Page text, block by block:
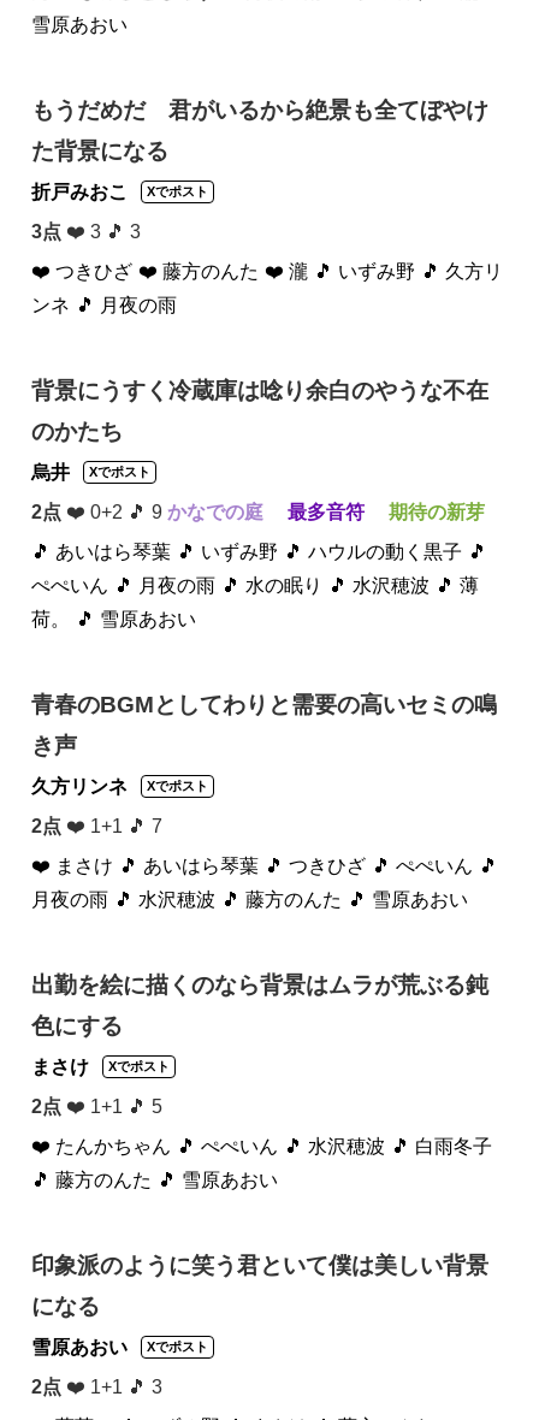
雪原あおい
もうだめだ 君がいるから絶景も全てぼやけ
た背景になる
折戸みおこ Xでポスト
3点 ❤️ 3 🎵 3
❤️ つきひざ ❤️ 藤方のんた ❤️ 瀧 🎵 いずみ野 🎵 久方リ
ンネ 🎵 月夜の雨
背景にうすく冷蔵庫は唸り余白のやうな不在
のかたち
烏井 Xでポスト
2点 ❤️ 0+2 🎵 9 かなでの庭 最多音符
期待の新芽
🎵 あいはら琴葉 🎵 いずみ野 🎵 ハウルの動く黒子 🎵
ぺぺいん 🎵 月夜の雨 🎵 水の眠り 🎵 水沢穂波 🎵 薄
荷。
🎵 雪原あおい
青春のBGMとしてわりと需要の高いセミの鳴
き声
久方リンネ Xでポスト
2点 ❤️ 1+1 🎵 7
❤️ まさけ 🎵 あいはら琴葉 🎵 つきひざ 🎵 ぺぺいん 🎵
月夜の雨 🎵 水沢穂波 🎵 藤方のんた 🎵 雪原あおい
出勤を絵に描くのなら背景はムラが荒ぶる鈍
色にする
まさけ Xでポスト
2点 ❤️ 1+1 🎵 5
❤️ たんかちゃん 🎵 ぺぺいん 🎵 水沢穂波 🎵 白雨冬子
🎵 藤方のんた 🎵 雪原あおい
印象派のように笑う君といて僕は美しい背景
になる
雪原あおい Xでポスト
2点 ❤️ 1+1 🎵 3